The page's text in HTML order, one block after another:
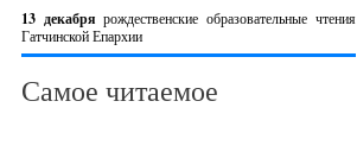
13 декабрярождественские образовательные чтения
Гатчинской Епархии
Самое читаемое